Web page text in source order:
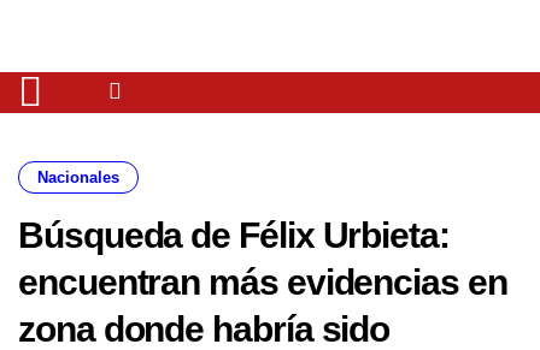
Nacionales
Búsqueda de Félix Urbieta:
encuentran más evidencias en
zona donde habría sido